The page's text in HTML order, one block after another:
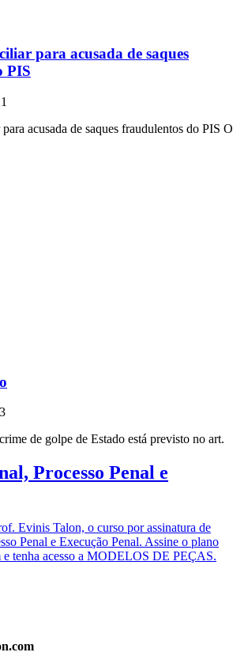
para acusada de saques
PIS
acusada de saques fraudulentos do PIS O
de golpe de Estado está previsto no art.
Processo Penal e
Evinis Talon, o curso por assinatura de
Penal e Execução Penal. Assine o plano
e tenha acesso a MODELOS DE PEÇAS.